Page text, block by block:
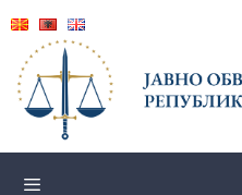
content